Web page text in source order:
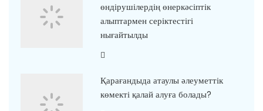
өндірушілердің өнеркәсіптік
алыптармен серіктестігі
нығайтылды
Қарағандыда атаулы әлеуметтік
көмекті қалай алуға болады?